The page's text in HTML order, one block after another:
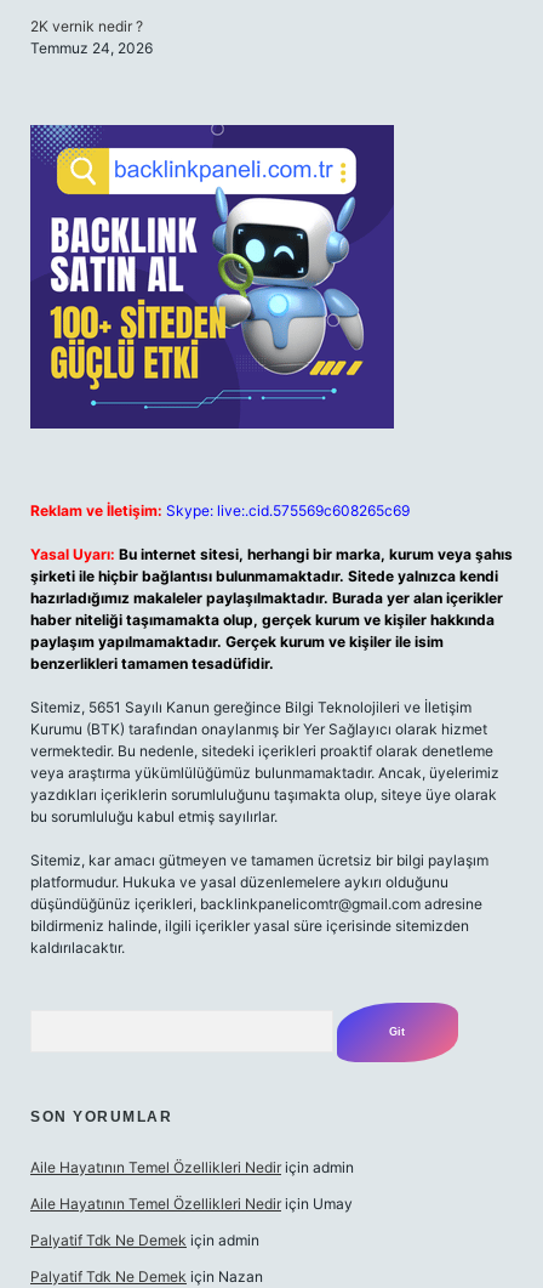
2K vernik nedir ?
Temmuz 24, 2026
Reklam ve İletişim: Skype: live:.cid.575569c608265c69
Yasal Uyarı: Bu internet sitesi, herhangi bir marka, kurum veya şahıs
şirketi ile hiçbir bağlantısı bulunmamaktadır. Sitede yalnızca kendi
hazırladığımız makaleler paylaşılmaktadır. Burada yer alan içerikler
haber niteliği taşımamakta olup, gerçek kurum ve kişiler hakkında
paylaşım yapılmamaktadır. Gerçek kurum ve kişiler ile isim
benzerlikleri tamamen tesadüfidir.
Sitemiz, 5651 Sayılı Kanun gereğince Bilgi Teknolojileri ve İletişim
Kurumu (BTK) tarafından onaylanmış bir Yer Sağlayıcı olarak hizmet
vermektedir. Bu nedenle, sitedeki içerikleri proaktif olarak denetleme
veya araştırma yükümlülüğümüz bulunmamaktadır. Ancak, üyelerimiz
yazdıkları içeriklerin sorumluluğunu taşımakta olup, siteye üye olarak
bu sorumluluğu kabul etmiş sayılırlar.
Sitemiz, kar amacı gütmeyen ve tamamen ücretsiz bir bilgi paylaşım
platformudur. Hukuka ve yasal düzenlemelere aykırı olduğunu
düşündüğünüz içerikleri, backlinkpanelicomtr@gmail.com adresine
bildirmeniz halinde, ilgili içerikler yasal süre içerisinde sitemizden
kaldırılacaktır.
SON YORUMLAR
Aile Hayatının Temel Özellikleri Nedir için admin
Aile Hayatının Temel Özellikleri Nedir için Umay
Palyatif Tdk Ne Demek için admin
Palyatif Tdk Ne Demek için Nazan